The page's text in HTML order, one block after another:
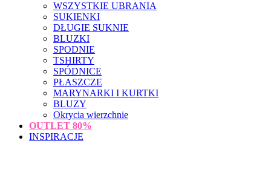
WSZYSTKIE UBRANIA
SUKIENKI
DŁUGIE SUKNIE
BLUZKI
SPODNIE
TSHIRTY
SPÓDNICE
PŁASZCZE
MARYNARKI I KURTKI
BLUZY
Okrycia wierzchnie
OUTLET 80%
INSPIRACJE